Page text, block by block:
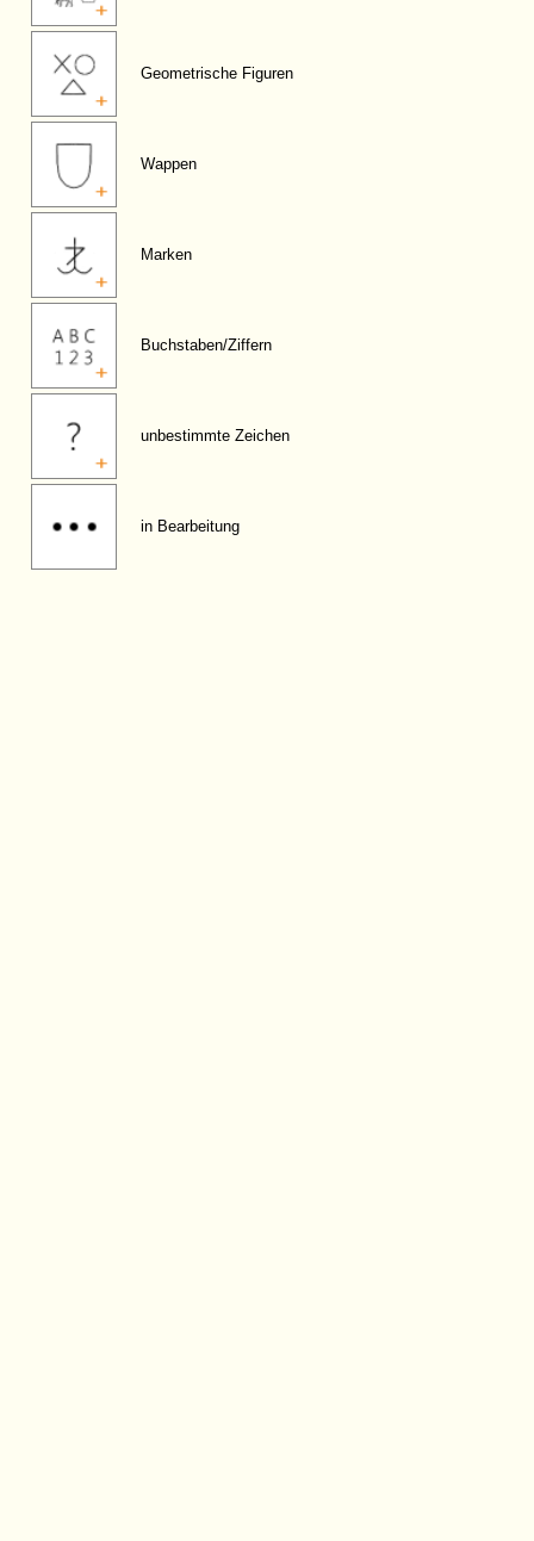
Geometrische Figuren
Wappen
Marken
Buchstaben/Ziffern
unbestimmte Zeichen
in Bearbeitung